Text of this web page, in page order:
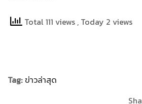
Total 111 views , Today 2 views
Tag: ข่าวล่าสุด